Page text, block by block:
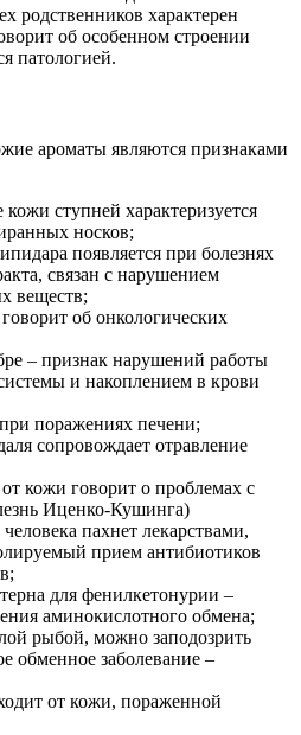
родственников характерен
об особенном строении
патологией.
ароматы являются признаками
ступней характеризуется
носков;
появляется при болезнях
связан с нарушением
веществ;
об онкологических
– признак нарушений работы
и накоплением в крови
поражениях печени;
сопровождает отравление
кожи говорит о проблемах с
Иценко-Кушинга)
пахнет лекарствами,
прием антибиотиков
для фенилкетонурии –
аминокислотного обмена;
рыбой, можно заподозрить
обменное заболевание –
от кожи, пораженной